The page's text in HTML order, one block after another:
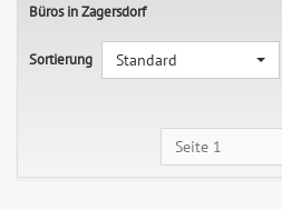
Büros in Zagersdorf
Sortierung
Standard
Seite 1